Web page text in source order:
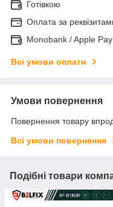
Готівкою
Оплата за
Monobank / Apple
Всі умови оплати
Умови повернення
Повернення товару
Всі умови повернення
Подібні товари